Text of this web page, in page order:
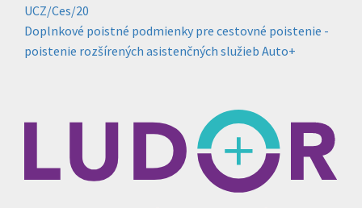
UCZ/Ces/20
Doplnkové poistné podmienky pre cestovné poistenie -
poistenie rozšírených asistenčných služieb Auto+